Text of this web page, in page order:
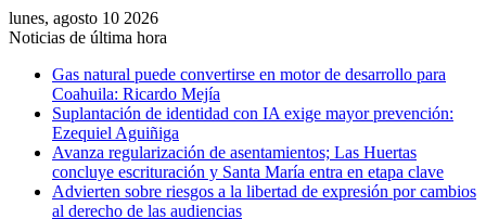
lunes, agosto 10 2026
Noticias de última hora
Gas natural puede convertirse en motor de desarrollo para
Coahuila: Ricardo Mejía
Suplantación de identidad con IA exige mayor prevención:
Ezequiel Aguiñiga
Avanza regularización de asentamientos; Las Huertas
concluye escrituración y Santa María entra en etapa clave
Advierten sobre riesgos a la libertad de expresión por cambios
al derecho de las audiencias